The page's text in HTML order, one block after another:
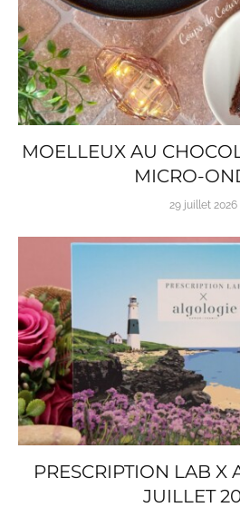
MOELLEUX AU
MICRO-
29 juillet 2026
PRESCRIPTION LAB X
JUILLET